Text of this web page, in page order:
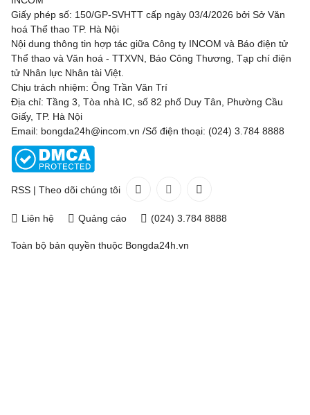
Giấy phép số: 150/GP-SVHTT cấp ngày 03/4/2026 bởi Sở Văn
hoá Thể thao TP. Hà Nội
Nội dung thông tin hợp tác giữa Công ty INCOM và Báo điện tử
Thể thao và Văn hoá - TTXVN, Báo Công Thương, Tạp chí điện
tử Nhân lực Nhân tài Việt.
Chịu trách nhiệm: Ông Trần Văn Trí
Địa chỉ: Tầng 3, Tòa nhà IC, số 82 phố Duy Tân, Phường Cầu
Giấy, TP. Hà Nội
Email: bongda24h@incom.vn /Số điện thoại: (024) 3.784 8888
RSS | Theo dõi chúng tôi
Liên hệ Quảng cáo (024) 3.784 8888
Toàn bộ bản quyền thuộc Bongda24h.vn